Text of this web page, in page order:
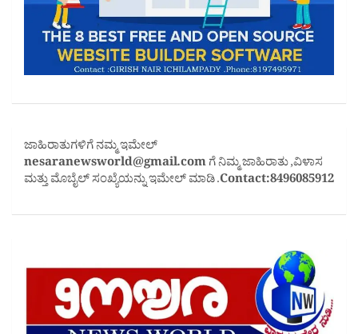
ಜಾಹಿರಾತುಗಳಿಗೆ ನಮ್ಮ ಇಮೇಲ್
nesaranewsworld@gmail.comಗೆ ನಿಮ್ಮ ಜಾಹಿರಾತು ,ವಿಳಾಸ
ಮತ್ತು ಮೊಬೈಲ್ ಸಂಖ್ಯೆಯನ್ನು ಇಮೇಲ್ ಮಾಡಿ .Contact:8496085912